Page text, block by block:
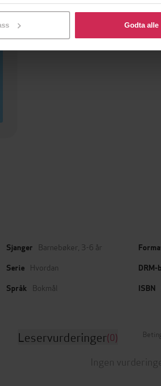
når som helst trekke tilbake eller endre
Godta alle
Sjanger Barnebøker 3-6 år
Serie Hvordan
Språk Bokmål ISBN
Leservurderinger(0)
Ingen